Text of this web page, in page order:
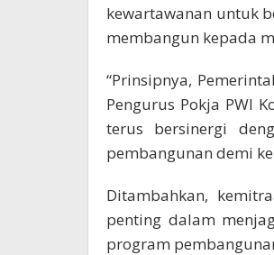
kewartawanan untuk
membangun kepada
“Prinsipnya,
Pengurus Pokja PWI
terus bersinergi
pembangunan demi
Ditambahkan,
penting dalam
program